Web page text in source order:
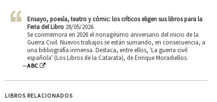
Ensayo, poesía, teatro y cómic: los críticos eligen sus libros para la
Feria del Libro 28/05/2026
Se conmemora en 2026 el nonagésimo aniversario del inicio de la
Guerra Civil. Nuevos trabajos se están sumando, en consecuencia, a
una bibliografía inmensa. Destaca, entre ellos, 'La guerra civil
española' (Los Libros de la Catarata), de Enrique Moradiellos.
—ABC
LIBROS RELACIONADOS